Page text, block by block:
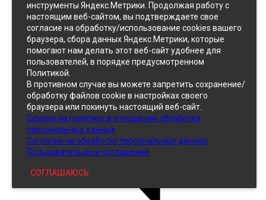
Джинс
Однотонный
Принтованный
Кожзам
инструменты Яндекс.Метрики. Продолжая работу с
настоящим веб-сайтом, вы подтверждаете свое
согласие на обработку/использование cookies вашего
браузера, сбора данных Яндекс.Метрики, которые
помогают нам делать этот веб-сайт удобнее для
пользователей, в порядке предусмотренном
Политикой.
В противном случае вы можете запретить сохранение/
обработку файлов cookie в настройках своего
браузера или покинуть настоящий веб-сайт.
Ссылка на политику в отношении обработки
персональных данных
Согласие на обработку персональных данных
Пользовательское соглашение
СОГЛАШАЮСЬ